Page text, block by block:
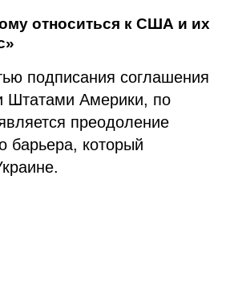
относиться к США и их
подписания соглашения
Штатами Америки, по
преодоление
барьера, который